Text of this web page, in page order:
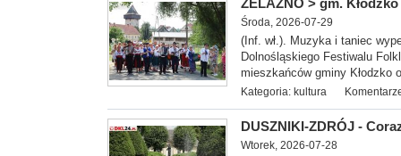
ŻELAZNO > gm.
Środa, 2026-07-29
(Inf. wł.). Muzyka i taniec
Dolnośląskiego Festiwalu
mieszkańców gminy Kłodzko
Kategoria: kultura
DUSZNIKI-ZDRÓJ -
Wtorek, 2026-07-28